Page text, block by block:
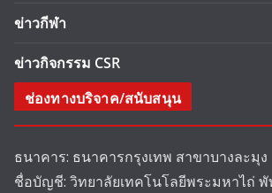
ข่าวกีฬา
ข่าวกิจกรรม CSR
ช่องทางบริจาค/สนับสนุน
ธนาคาร: ธนาคารกรุงเทพ สาขาบางละมุง
ชื่อบัญชี: วิทยาลัยเทคโนโลยีพระมหาไถ่ พั